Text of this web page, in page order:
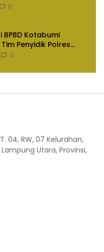
0
Kotabumi
Penyidik Polres
0
04, RW, 07 Kelurahan,
Utara, Provinsi,